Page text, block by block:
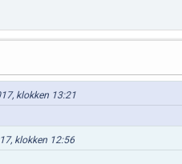
klokken 13:21
klokken 12:56